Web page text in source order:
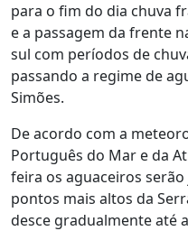
para o fim do dia chuva
e a passagem da frente
sul com períodos de
passando a regime de
Simões.
De acordo com a
Português do Mar e da
feira os aguaceiros
pontos mais altos da
desce gradualmente até